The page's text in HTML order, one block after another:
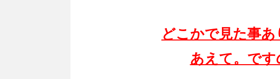
どこかで見た事
あえて。です